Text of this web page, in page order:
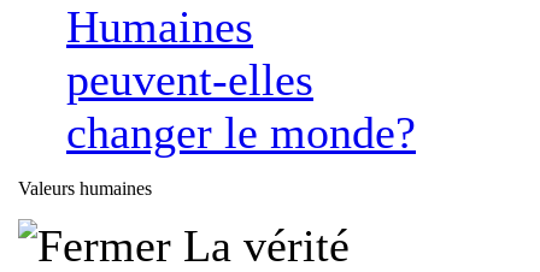
Humaines
peuvent-elles
changer le monde?
Valeurs humaines
La vérité